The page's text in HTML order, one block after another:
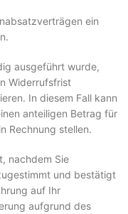
ein
ausgeführt wurde,
Widerrufsfrist
In diesem Fall kann
anteiligen Betrag für
Rechnung stellen.
nachdem Sie
und bestätigt
auf Ihr
aufgrund des